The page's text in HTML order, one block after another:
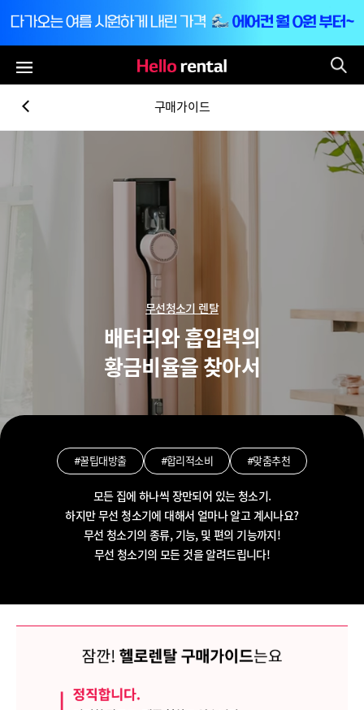
구매가이드
무선청소기 렌탈
배터리와 흡입력의
황금비율을 찾아서
#꿀팁대방출 #합리적소비 #맞춤추천
모든 집에 하나씩 장만되어 있는 청소기.
하지만 무선 청소기에 대해서 얼마나 알고 계시나요?
무선 청소기의 종류, 기능, 및 편의 기능까지!
무선 청소기의 모든 것을 알려드립니다!